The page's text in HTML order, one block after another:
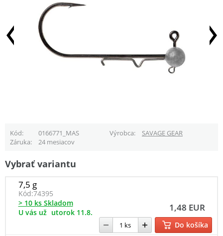
Kód 0166771_MAS Výrobca
SAVAGE GEAR
Záruka
24 mesiacov
Vybrať variantu
7,5 g
Kód:74395
1,48 EUR
> 10 ks Skladom
U vás už utorok 11.8.
Do košíka